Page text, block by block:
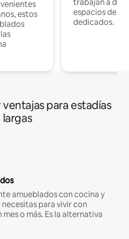
estos
espacios de
dedicados.
para estadías
largas
amueblados con cocina y
para vivir con
o más. Es la alternativa